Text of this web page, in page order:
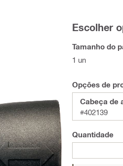
Escolher
Tamanho do
1 un
Opções de
Cabeça de
#402139
Quantidade